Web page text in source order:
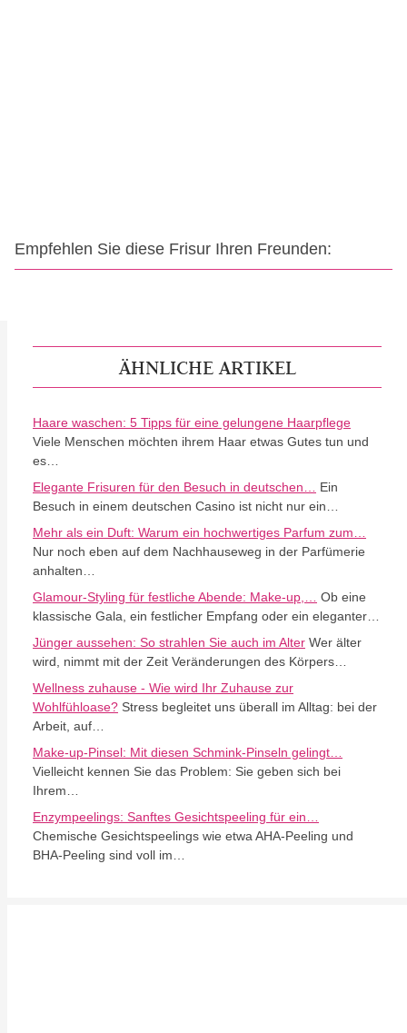
Empfehlen Sie diese Frisur Ihren Freunden:
ÄHNLICHE ARTIKEL
Haare waschen: 5 Tipps für eine gelungene Haarpflege
Viele Menschen möchten ihrem Haar etwas Gutes tun und
es…
Elegante Frisuren für den Besuch in deutschen…
Ein
Besuch in einem deutschen Casino ist nicht nur ein…
Mehr als ein Duft: Warum ein hochwertiges Parfum zum…
Nur noch eben auf dem Nachhauseweg in der Parfümerie
anhalten…
Glamour-Styling für festliche Abende: Make-up,…
Ob eine
klassische Gala, ein festlicher Empfang oder ein eleganter…
Jünger aussehen: So strahlen Sie auch im Alter Wer älter
wird, nimmt mit der Zeit Veränderungen des Körpers…
Wellness zuhause - Wie wird Ihr Zuhause zur
Wohlfühloase? Stress begleitet uns überall im Alltag: bei der
Arbeit, auf…
Make-up-Pinsel: Mit diesen Schmink-Pinseln gelingt…
Vielleicht kennen Sie das Problem: Sie geben sich bei
Ihrem…
Enzympeelings: Sanftes Gesichtspeeling für ein…
Chemische Gesichtspeelings wie etwa AHA-Peeling und
BHA-Peeling sind voll im…